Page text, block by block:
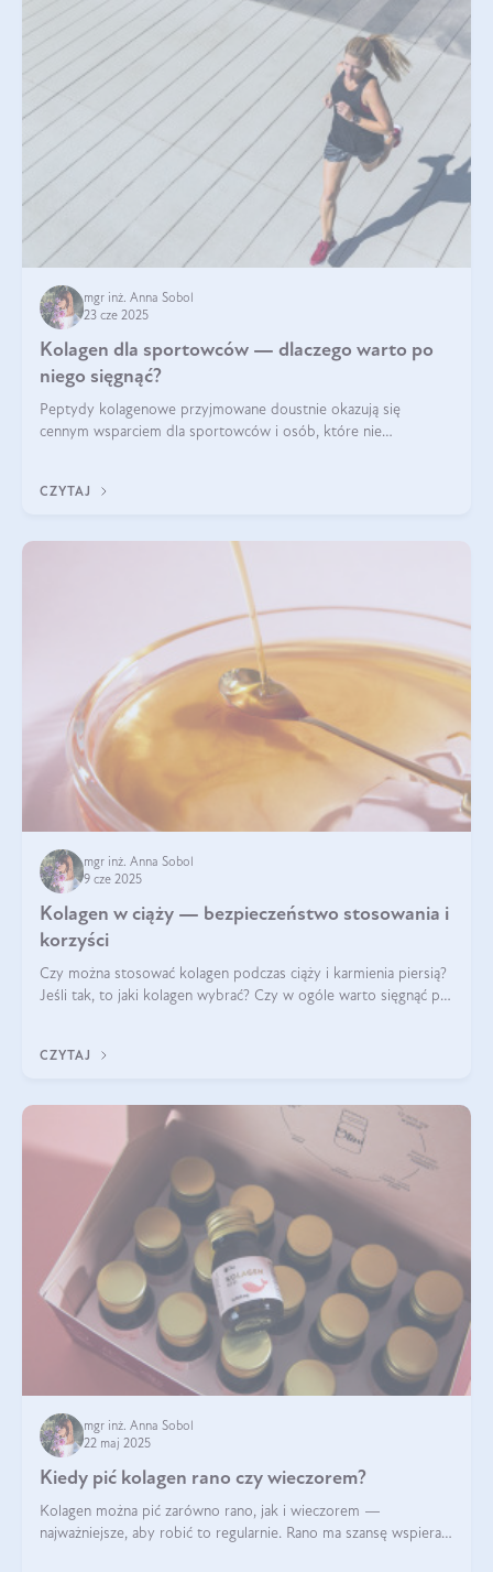
mgr inż. Anna Sobol
23 cze 2025
Kolagen dla sportowców — dlaczego warto po
niego sięgnąć?
Peptydy kolagenowe przyjmowane doustnie okazują się
cennym wsparciem dla sportowców i osób, które nie
CZYTAJ
mgr inż. Anna Sobol
9 cze 2025
Kolagen w ciąży — bezpieczeństwo stosowania i
korzyści
Czy można stosować kolagen podczas ciąży i karmienia piersią?
Jeśli tak, to jaki kolagen wybrać? Czy w ogóle warto sięgnąć po
CZYTAJ
mgr inż. Anna Sobol
22 maj 2025
Kiedy pić kolagen rano czy wieczorem?
Kolagen można pić zarówno rano, jak i wieczorem —
najważniejsze, aby robić to regularnie. Rano ma szansę wspierać